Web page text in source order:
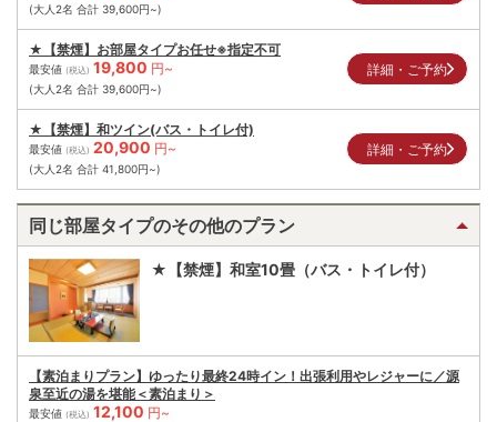
(大人2名 合計 39,600円~)
★【禁煙】お部屋タイプお任せ※指定不可
最安値 (税込) 19,800 円~
(大人2名 合計 39,600円~)
詳細・ご予約
★【禁煙】和ツイン(バス・トイレ付)
最安値 (税込) 20,900 円~
(大人2名 合計 41,800円~)
詳細・ご予約
同じ部屋タイプのその他のプラン
★【禁煙】和室10畳（バス・トイレ付）
【素泊まりプラン】ゆったり最終24時イン！出張利用やレジャーに／源
泉至近の湯を堪能＜素泊まり＞
最安値 (税込) 12,100 円~